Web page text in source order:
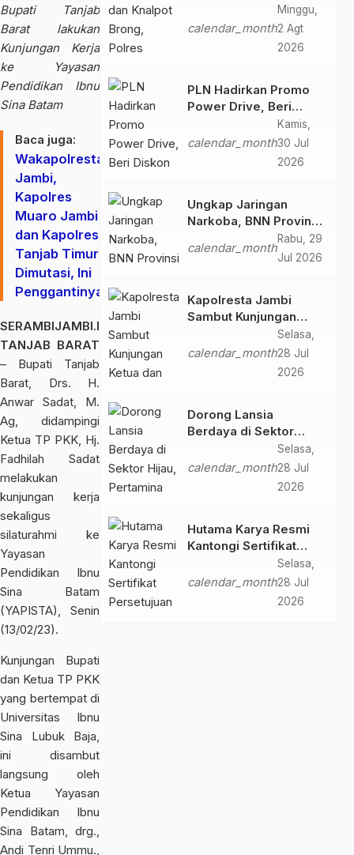
Bupati Tanjab
Barat lakukan
Kunjungan Kerja
ke Yayasan
Pendidikan Ibnu
Sina Batam
Baca juga:
Wakapolresta
Jambi,
Kapolres
Muaro Jambi
dan Kapolres
Tanjab Timur
Dimutasi, Ini
Penggantinya
SERAMBIJAMBI.ID,
TANJAB BARAT
– Bupati Tanjab
Barat, Drs. H.
Anwar Sadat, M.
Ag, didampingi
Ketua TP PKK, Hj.
Fadhilah Sadat
melakukan
kunjungan kerja
sekaligus
silaturahmi ke
Yayasan
Pendidikan Ibnu
Sina Batam
(YAPISTA), Senin
(13/02/23).
Kunjungan Bupati
dan Ketua TP PKK
yang bertempat di
Universitas Ibnu
Sina Lubuk Baja,
ini disambut
langsung oleh
Ketua Yayasan
Pendidikan Ibnu
Sina Batam, drg.,
Andi Tenri Ummu.,
Tanjab Barat Amankan
Belasan Kendaraan
calendar_month
Minggu,
2 Agt
2026
PLN Hadirkan Promo
Power Drive, Beri
Diskon Tambah Daya
50% di Ajang GIIAS
calendar_month
Kamis,
30 Jul
2026
Ungkap Jaringan
Narkoba, BNN Provinsi
Jambi dan Bea Cukai
Amankan Sembilan
Gram Sabu
calendar_month
Rabu, 29
Jul 2026
Kapolresta Jambi
Sambut Kunjungan
Ketua dan Pengurus
PWI Kota Jambi
Perkuat Sinergi dan
calendar_month
Selasa,
28 Jul
2026
Dorong Lansia
Berdaya di Sektor
Hijau, Pertamina EP
Jambi Gagas
Lansiapreneur Batik
calendar_month
Selasa,
28 Jul
2026
Hutama Karya Resmi
Kantongi Sertifikat
Persetujuan Laik
Fungsi Struktur
Jembatan Musi V Tol
calendar_month
Selasa,
28 Jul
2026